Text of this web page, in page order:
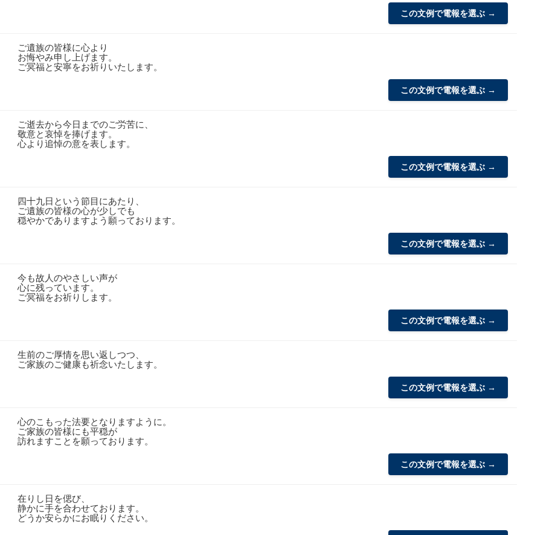
この文例で電報を選ぶ →
ご遺族の皆様に心より
お悔やみ申し上げます。
ご冥福と安寧をお祈りいたします。
この文例で電報を選ぶ →
ご逝去から今日までのご労苦に、
敬意と哀悼を捧げます。
心より追悼の意を表します。
この文例で電報を選ぶ →
四十九日という節目にあたり、
ご遺族の皆様の心が少しでも
穏やかでありますよう願っております。
この文例で電報を選ぶ →
今も故人のやさしい声が
心に残っています。
ご冥福をお祈りします。
この文例で電報を選ぶ →
生前のご厚情を思い返しつつ、
ご家族のご健康も祈念いたします。
この文例で電報を選ぶ →
心のこもった法要となりますように。
ご家族の皆様にも平穏が
訪れますことを願っております。
この文例で電報を選ぶ →
在りし日を偲び、
静かに手を合わせております。
どうか安らかにお眠りください。